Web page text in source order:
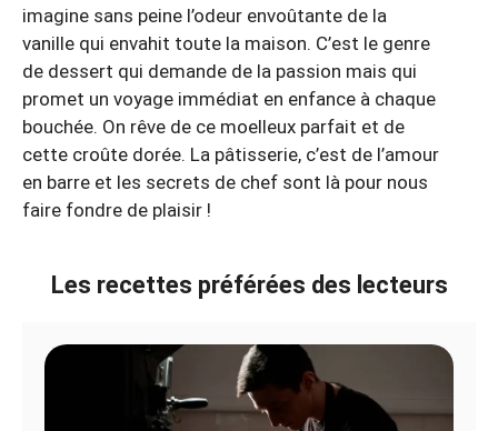
imagine sans peine l’odeur envoûtante de la
vanille qui envahit toute la maison. C’est le genre
de dessert qui demande de la passion mais qui
promet un voyage immédiat en enfance à chaque
bouchée. On rêve de ce moelleux parfait et de
cette croûte dorée. La pâtisserie, c’est de l’amour
en barre et les secrets de chef sont là pour nous
faire fondre de plaisir !
Les recettes préférées des lecteurs